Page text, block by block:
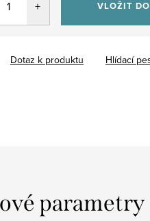
VLOŽIT
Dotaz k produktu Hlídací
parametry